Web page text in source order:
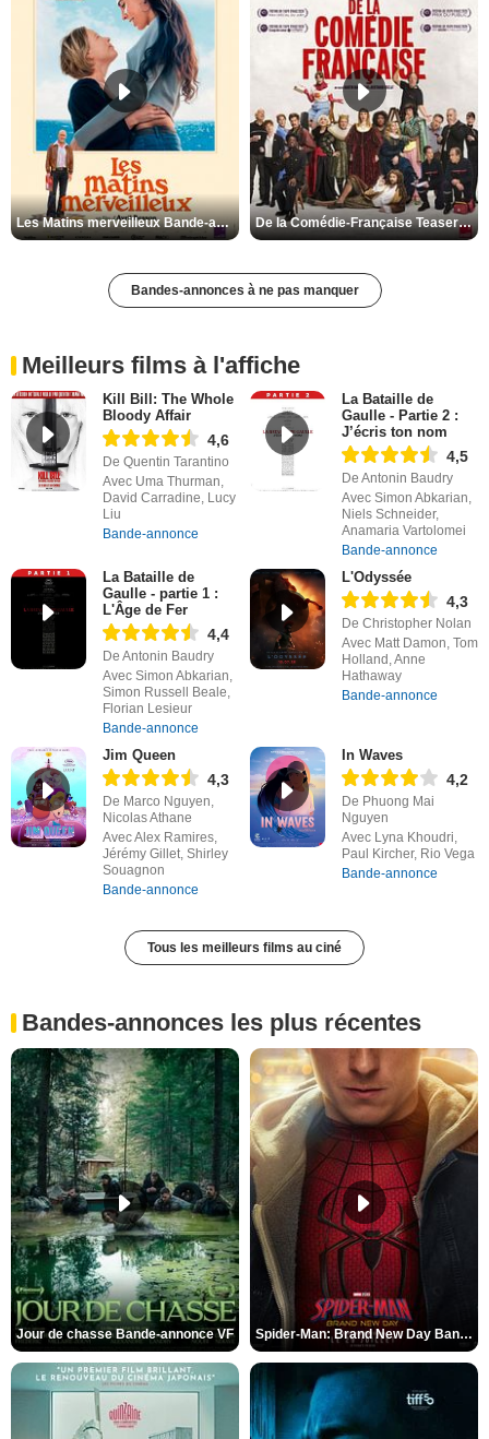
Les Matins merveilleux Bande-annonce VF De la Comédie-Française Teaser VF
Bandes-annonces à ne pas manquer
Meilleurs films à l'affiche
Kill Bill: The Whole
Bloody Affair
4,6
De Quentin Tarantino
Avec Uma Thurman,
David Carradine, Lucy
Liu
Bande-annonce
La Bataille de
Gaulle - Partie 2 :
J’écris ton nom
4,5
De Antonin Baudry
Avec Simon Abkarian,
Niels Schneider,
Anamaria Vartolomei
Bande-annonce
La Bataille de
Gaulle - partie 1 :
L'Âge de Fer
4,4
De Antonin Baudry
Avec Simon Abkarian,
Simon Russell Beale,
Florian Lesieur
Bande-annonce
L'Odyssée
4,3
De Christopher Nolan
Avec Matt Damon, Tom
Holland, Anne
Hathaway
Bande-annonce
Jim Queen
4,3
De Marco Nguyen,
Nicolas Athane
Avec Alex Ramires,
Jérémy Gillet, Shirley
Souagnon
Bande-annonce
In Waves
4,2
De Phuong Mai
Nguyen
Avec Lyna Khoudri,
Paul Kircher, Rio Vega
Bande-annonce
Tous les meilleurs films au ciné
Bandes-annonces les plus récentes
Jour de chasse Bande-annonce VF Spider-Man: Brand New Day Bande-annonce (3) VO STFR